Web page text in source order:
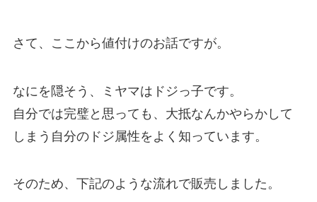
さて、ここから値付けのお話ですが。
なにを隠そう、ミヤマはドジっ子です。
自分では完璧と思っても、大抵なんかやらかして
しまう自分のドジ属性をよく知っています。
そのため、下記のような流れで販売しました。